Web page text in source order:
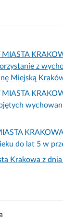
z
Miejską
do lat 5 w
Krakowa z